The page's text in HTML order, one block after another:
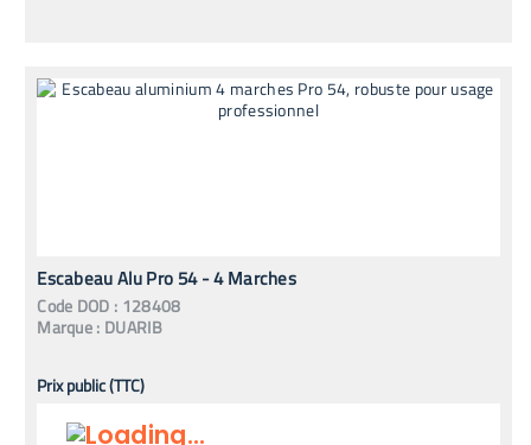
Escabeau Alu Pro 54 - 4 Marches
Code DOD : 128408
Marque : DUARIB
Prix public (TTC)